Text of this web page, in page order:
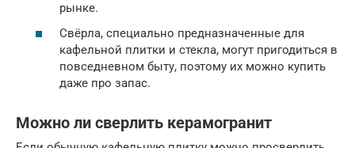
рынке.
Свёрла, специально предназначенные для
кафельной плитки и стекла, могут пригодиться в
повседневном быту, поэтому их можно купить
даже про запас.
Можно ли сверлить керамогранит